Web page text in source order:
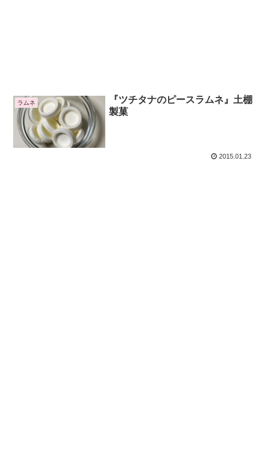
ラムネ
『ツチタナのピースラムネ』土棚
製菓
2015.01.23